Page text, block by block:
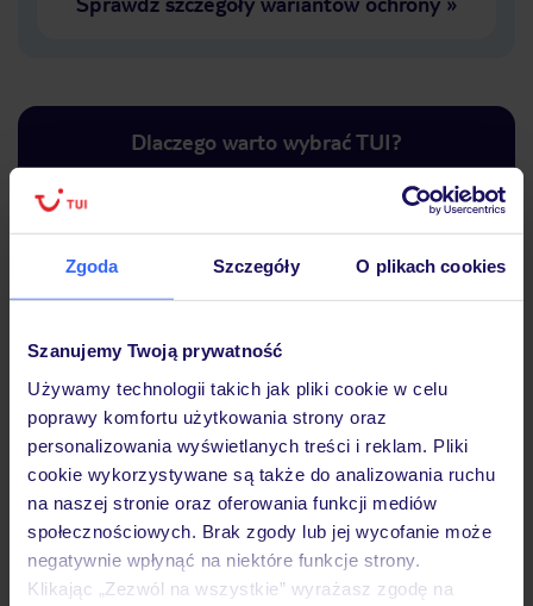
Zgoda Szczegóły O plikach cookies
Szanujemy Twoją prywatność
Używamy technologii takich jak pliki cookie w celu
poprawy komfortu użytkowania strony oraz
personalizowania wyświetlanych treści i reklam. Pliki
cookie wykorzystywane są także do analizowania ruchu
na naszej stronie oraz oferowania funkcji mediów
społecznościowych. Brak zgody lub jej wycofanie może
negatywnie wpłynąć na niektóre funkcje strony.
Klikając „Zezwól na wszystkie” wyrażasz zgodę na
Dlaczego warto wybrać TUI?
Lider niskich cen
Największe biuro
30 lat w
Hotel
Opinie